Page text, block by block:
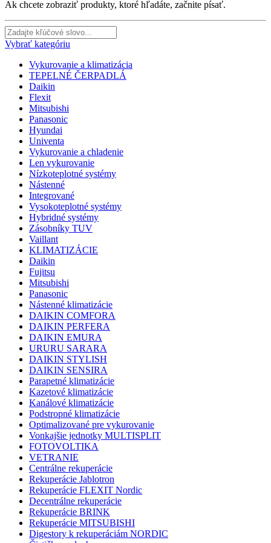
×
Vyhľadajte produkty
Vybrať kategóriu
Vykurovanie a klimatizácia
TEPELNÉ ČERPADLÁ
Daikin
Flexit
Mitsubishi
Panasonic
Hyundai
Univenta
Vykurovanie a chladenie
Len vykurovanie
Nízkoteplotné systémy
Nástenné
Integrované
Vysokoteplotné systémy
Hybridné systémy
Zásobníky TUV
Vaillant
KLIMATIZÁCIE
Daikin
Fujitsu
Mitsubishi
Panasonic
Nástenné klimatizácie
DAIKIN COMFORA
DAIKIN PERFERA
DAIKIN EMURA
URURU SARARA
DAIKIN STYLISH
DAIKIN SENSIRA
Parapetné klimatizácie
Kazetové klimatizácie
Kanálové klimatizácie
Podstropné klimatizácie
Optimalizované pre vykurovanie
Vonkajšie jednotky MULTISPLIT
FOTOVOLTIKA
VETRANIE
Centrálne rekuperácie
Rekuperácie Jablotron